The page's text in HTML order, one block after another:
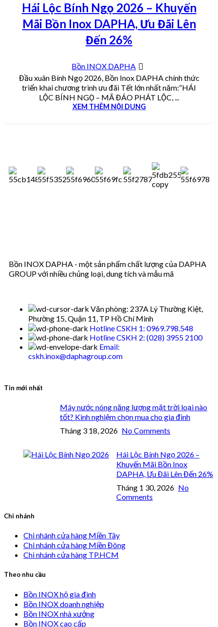
Hái Lộc Bính Ngọ 2026 – Khuyến
Mãi Bồn Inox DAPHA, Ưu Đãi Lên
Đến 26%
Bồn INOX DAPHA
Đầu xuân Bính Ngọ 2026, Bồn Inox DAPHA chính thức
triển khai chương trình ưu đãi Tết lớn nhất năm:“HÁI
LỘC BÍNH NGỌ – MÃ ĐÁO PHÁT LỘC, ...
XEM THÊM NỘI DUNG
Bồn INOX DAPHA - một sản phẩm chất lượng của DAPHA
GROUP với nhiều chủng loại, dung tích và mẫu mã
Văn phòng: 237A Lý Thường Kiệt,
Phường 15, Quận 11, TP Hồ Chí Minh
Hotline CSKH 1: 0969.798.548
Hotline CSKH 2: (028) 3955 2100
Email:
cskh.inox@daphagroup.com
Tin mới nhất
Máy nước nóng năng lượng mặt trời loại nào
tốt? Kinh nghiệm chọn mua cho gia đình
Tháng 3 18, 2026 No Comments
Hái Lộc Bính Ngọ 2026 –
Khuyến Mãi Bồn Inox
DAPHA, Ưu Đãi Lên Đến 26%
Tháng 1 30, 2026 No
Comments
Chi nhánh
Chi nhánh cửa hàng Miền Tây
Chi nhánh cửa hàng Miền Đông
Chi nhánh cửa hàng TP.HCM
Theo nhu cầu
Bồn INOX hộ gia đình
Bồn INOX doanh nghiệp
Bồn INOX nhà xưởng
Bồn INOX cao cấp